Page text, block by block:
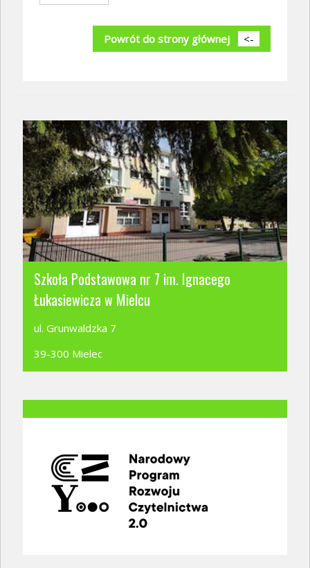
Powrót do strony głównej <-
Szkoła Podstawowa nr 7 im. Ignacego
Łukasiewicza w Mielcu
ul. Grunwaldzka 7
39-300 Mielec